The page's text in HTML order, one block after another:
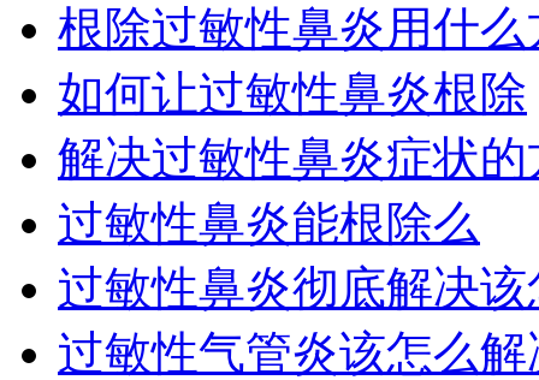
根除过敏性鼻炎用什么
如何让过敏性鼻炎根除
解决过敏性鼻炎症状的
过敏性鼻炎能根除么
过敏性鼻炎彻底解决
过敏性气管炎该怎么解